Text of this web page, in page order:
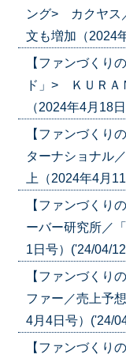
ング> カクヤス
文も増加（2024
【ファンづくり
ド」> ＫＵＲＡ
（2024年4月18
【ファンづく
ターナショナル
上（2024年4月
【ファンづく
ーバー研究所／
1日号）('24/04/
【ファンづく
ファー／売上予
4月4日号）('24/
【ファンづくり